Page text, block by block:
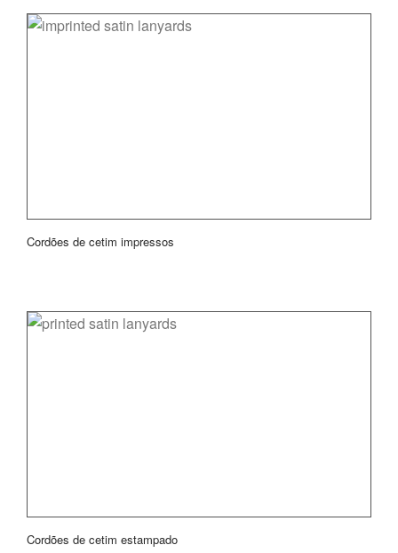
Cordões de cetim impressos
Cordões de cetim estampado